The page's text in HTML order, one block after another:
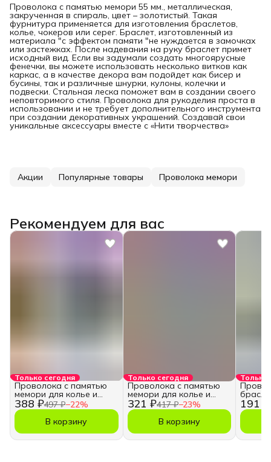
Проволока с памятью мемори 55 мм., металлическая,
закрученная в спираль, цвет – золотистый. Такая
фурнитура применяется для изготовления браслетов,
колье, чокеров или серег. Браслет, изготовленный из
материала "с эффектом памяти "не нуждается в замочках
или застежках. После надевания на руку браслет примет
исходный вид. Если вы задумали создать многоярусные
фенечки, вы можете использовать несколько витков как
каркас, а в качестве декора вам подойдет как бисер и
бусины, так и различные шнурки, кулоны, колечки и
подвески. Стальная леска поможет вам в создании своего
неповторимого стиля. Проволока для рукоделия проста в
использовании и не требует дополнительного инструмента
при создании декоративных украшений. Создавай свои
уникальные аксессуары вместе с «Нити творчества»
Акции Популярные товары Проволока мемори
Рекомендуем для вас
Только сегодня
388 ₽497 ₽−22%
Проволока с памятью
мемори для колье и
чокеров 0,6 мм
В корзину
Только сегодня
321 ₽417 ₽−23%
Проволока с памятью
мемори для колье и
чокеров 0,6 мм
В корзину
Только
191 ₽
55-60